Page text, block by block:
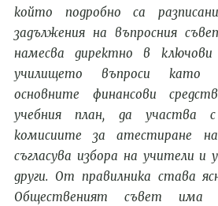
който подробно са
задължения на въпросния
намесва директно в
училището въпроси като
основните финансови
учебния план, да участва
комисиите за атестиране
съгласува избора на учители и
други. От правилника става
Общественият съвет има